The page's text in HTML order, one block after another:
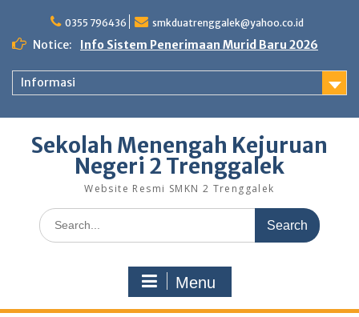
content
0355 796436 smkduatrenggalek@yahoo.co.id
Notice: Info Sistem Penerimaan Murid Baru 2026
Informasi
Sekolah Menengah Kejuruan
Negeri 2 Trenggalek
Website Resmi SMKN 2 Trenggalek
Search
for:
Menu